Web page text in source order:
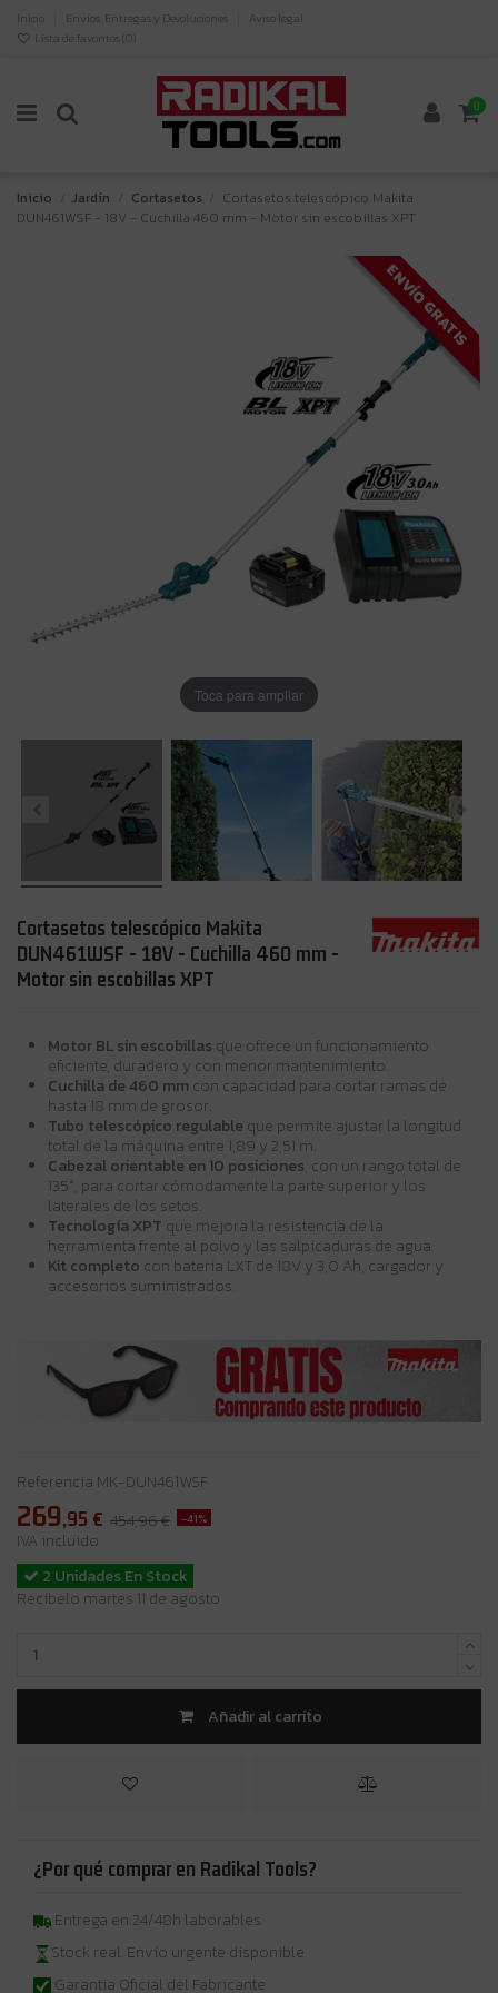
Inicio Envíos, Entregas y Devoluciones
Aviso legal
Lista de favoritos ( 0)
0
Inicio Jardín Cortasetos
Cortasetos telescópico Makita
DUN461WSF - 18V - Cuchilla 460 mm - Motor sin escobillas XPT
ENVÍO GRATIS
Toca para ampliar
Cortasetos telescópico Makita
DUN461WSF - 18V - Cuchilla 460 mm -
Motor sin escobillas XPT
Motor BL sin escobillas que ofrece un funcionamiento
eficiente, duradero y con menor mantenimiento.
Cuchilla de 460 mm con capacidad para cortar ramas de
hasta 18 mm de grosor.
Tubo telescópico regulable que permite ajustar la longitud
total de la máquina entre 1,89 y 2,51 m.
Cabezal orientable en 10 posiciones, con un rango total de
135°, para cortar cómodamente la parte superior y los
laterales de los setos.
Tecnología XPT que mejora la resistencia de la
herramienta frente al polvo y las salpicaduras de agua.
Kit completo con batería LXT de 18V y 3,0 Ah, cargador y
accesorios suministrados.
Referencia MK-DUN461WSF
269,95 € 454,96 € -41%
IVA incluido
2 Unidades En Stock
Recíbelo martes 11 de agosto
Añadir al carrito
¿Por qué comprar en Radikal Tools?
Entrega en 24/48h laborables
Stock real. Envío urgente disponible
Garantia Oficial del Fabricante